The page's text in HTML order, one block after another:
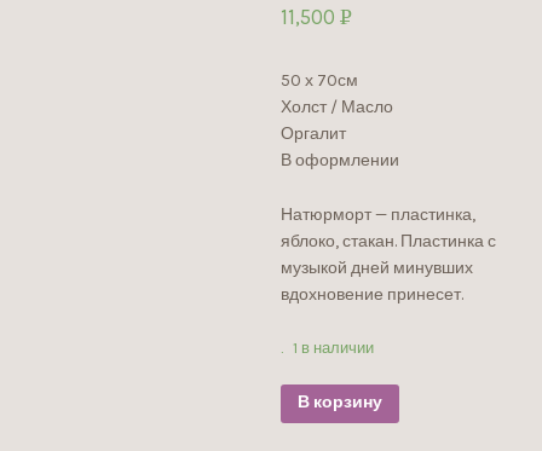
11,500Р
50 х 70см
Холст / Масло
Оргалит
В оформлении
Натюрморт — пластинка,
яблоко, стакан. Пластинка с
музыкой дней минувших
вдохновение принесет.
1 в наличии
В корзину